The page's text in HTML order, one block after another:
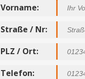
Vorname:
Straße / Nr:
PLZ / Ort:
Telefon: